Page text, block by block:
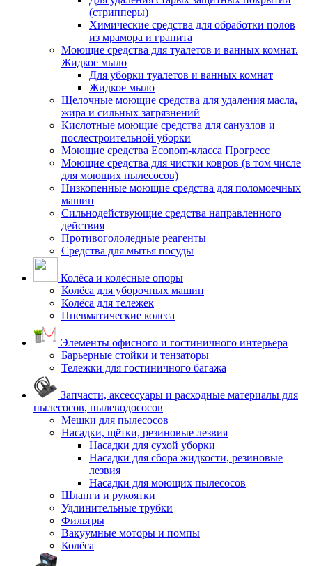
(стрипперы)
Химические средства для обработки полов
из мрамора и гранита
Моющие средства для туалетов и ванных комнат.
Жидкое мыло
Для уборки туалетов и ванных комнат
Жидкое мыло
Щелочные моющие средства для удаления масла,
жира и сильных загрязнений
Кислотные моющие средства для санузлов и
послестроительной уборки
Моющие средства Econom-класса Прогресс
Моющие средства для чистки ковров (в том числе
для моющих пылесосов)
Низкопенные моющие средства для поломоечных
машин
Сильнодействующие средства направленного
действия
Противогололедные реагенты
Средства для мытья посуды
Колёса и колёсные опоры
Колёса для уборочных машин
Колёса для тележек
Пневматические колеса
Элементы офисного и гостиничного интерьера
Барьерные стойки и тензаторы
Тележки для гостиничного багажа
Запчасти, аксессуары и расходные материалы для
пылесосов, пылеводососов
Мешки для пылесосов
Насадки, щётки, резиновые лезвия
Насадки для сухой уборки
Насадки для сбора жидкости, резиновые
лезвия
Насадки для моющих пылесосов
Шланги и рукоятки
Удлинительные трубки
Фильтры
Вакуумные моторы и помпы
Колёса